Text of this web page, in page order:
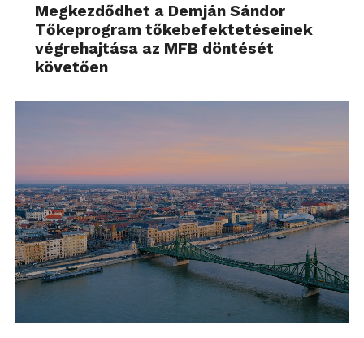
Megkezdődhet a Demján Sándor
Tőkeprogram tőkebefektetéseinek
végrehajtása az MFB döntését
követően